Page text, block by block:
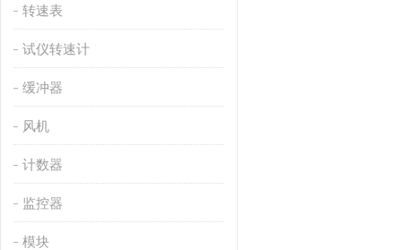
转速表
试仪转速计
缓冲器
风机
计数器
监控器
模块